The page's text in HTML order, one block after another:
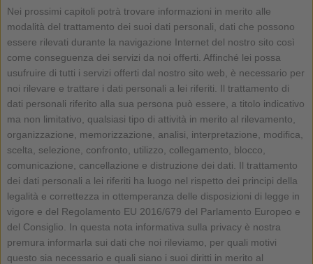
Nei prossimi capitoli potrà trovare informazioni in merito alle
modalità del trattamento dei suoi dati personali, dati che possono
essere rilevati durante la navigazione Internet del nostro sito così
come conseguenza dei servizi da noi offerti. Affinché lei possa
usufruire di tutti i servizi offerti dal nostro sito web, è necessario per
noi rilevare e trattare i dati personali a lei riferiti. Il trattamento di
dati personali riferito alla sua persona può essere, a titolo indicativo
ma non limitativo, qualsiasi tipo di attività in merito al rilevamento,
organizzazione, memorizzazione, analisi, interpretazione, modifica,
scelta, selezione, confronto, utilizzo, collegamento, blocco,
comunicazione, cancellazione e distruzione dei dati. Il trattamento
dei dati personali a lei riferiti ha luogo nel rispetto dei principi della
legalità e correttezza in ottemperanza delle disposizioni di legge in
vigore e del Regolamento EU 2016/679 del Parlamento Europeo e
del Consiglio. In questa nota informativa sulla privacy è nostra
premura informarla sui dati che noi rileviamo, per quali motivi
questo sia necessario e quali siano i suoi diritti in merito al